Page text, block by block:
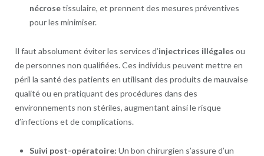
nécrosetissulaire, et prennent des mesures préventives
pour les minimiser.
Il faut absolument éviter les services d’injectrices illégales ou
de personnes non qualifiées. Ces individus peuvent mettre en
péril la santé des patients en utilisant des produits de mauvaise
qualité ou en pratiquant des procédures dans des
environnements non stériles, augmentant ainsi le risque
d’infections et de complications.
Suivi post-opératoire: Un bon chirurgien s’assure d’un